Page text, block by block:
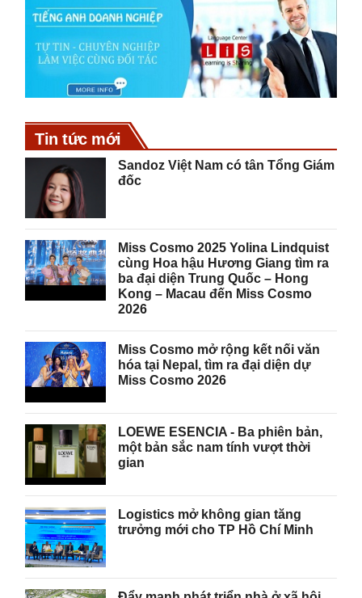
Tin tức mới
Sandoz Việt Nam có tân Tổng Giám
đốc
Miss Cosmo 2025 Yolina Lindquist
cùng Hoa hậu Hương Giang tìm ra
ba đại diện Trung Quốc – Hong
Kong – Macau đến Miss Cosmo
2026
Miss Cosmo mở rộng kết nối văn
hóa tại Nepal, tìm ra đại diện dự
Miss Cosmo 2026
LOEWE ESENCIA - Ba phiên bản,
một bản sắc nam tính vượt thời
gian
Logistics mở không gian tăng
trưởng mới cho TP Hồ Chí Minh